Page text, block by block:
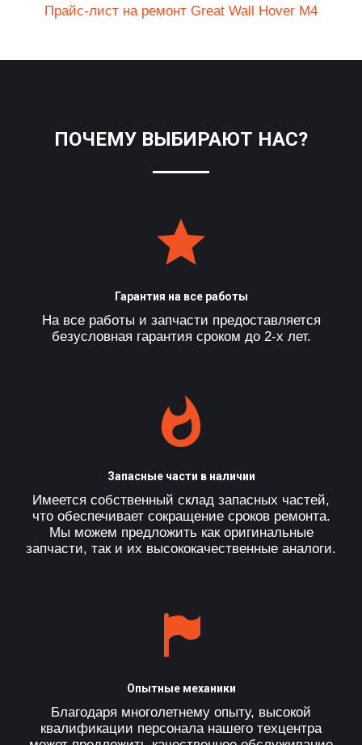
Прайс-лист на ремонт Great Wall Hover M4
ПОЧЕМУ ВЫБИРАЮТ НАС?
Гарантия на все работы
На все работы и запчасти предоставляется
безусловная гарантия сроком до 2-х лет.
Запасные части в наличии
Имеется собственный склад запасных частей,
что обеспечивает сокращение сроков ремонта.
Мы можем предложить как оригинальные
запчасти, так и их высококачественные аналоги.
Опытные механики
Благодаря многолетнему опыту, высокой
квалификации персонала нашего техцентра